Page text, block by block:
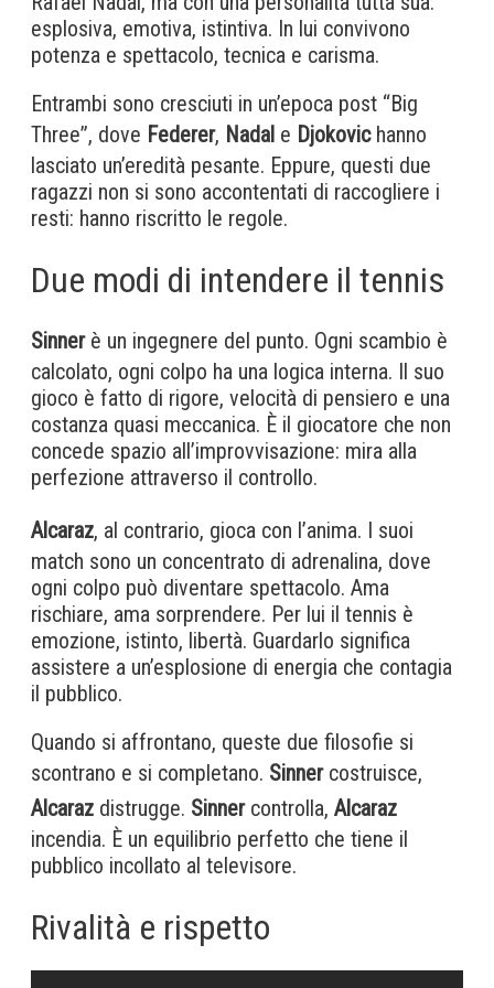
esplosiva, emotiva, istintiva. In lui convivono
potenza e spettacolo, tecnica e carisma.
Entrambi sono cresciuti in un’epoca post “Big
Three”, dove Federer, Nadal e Djokovichanno
lasciato un’eredità pesante. Eppure, questi due
ragazzi non si sono accontentati di raccogliere i
resti: hanno riscritto le regole.
Due modi di intendere il tennis
Sinner è un ingegnere del punto. Ogni scambio è
calcolato, ogni colpo ha una logica interna. Il suo
gioco è fatto di rigore, velocità di pensiero e una
costanza quasi meccanica. È il giocatore che non
concede spazio all’improvvisazione: mira alla
perfezione attraverso il controllo.
Alcaraz, al contrario, gioca con l’anima. I suoi
match sono un concentrato di adrenalina, dove
ogni colpo può diventare spettacolo. Ama
rischiare, ama sorprendere. Per lui il tennis è
emozione, istinto, libertà. Guardarlo significa
assistere a un’esplosione di energia che contagia
il pubblico.
Quando si affrontano, queste due filosofie si
scontrano e si completano. Sinnercostruisce,
Alcaraz distrugge. Sinnercontrolla, Alcaraz
incendia. È un equilibrio perfetto che tiene il
pubblico incollato al televisore.
Rivalità e rispetto